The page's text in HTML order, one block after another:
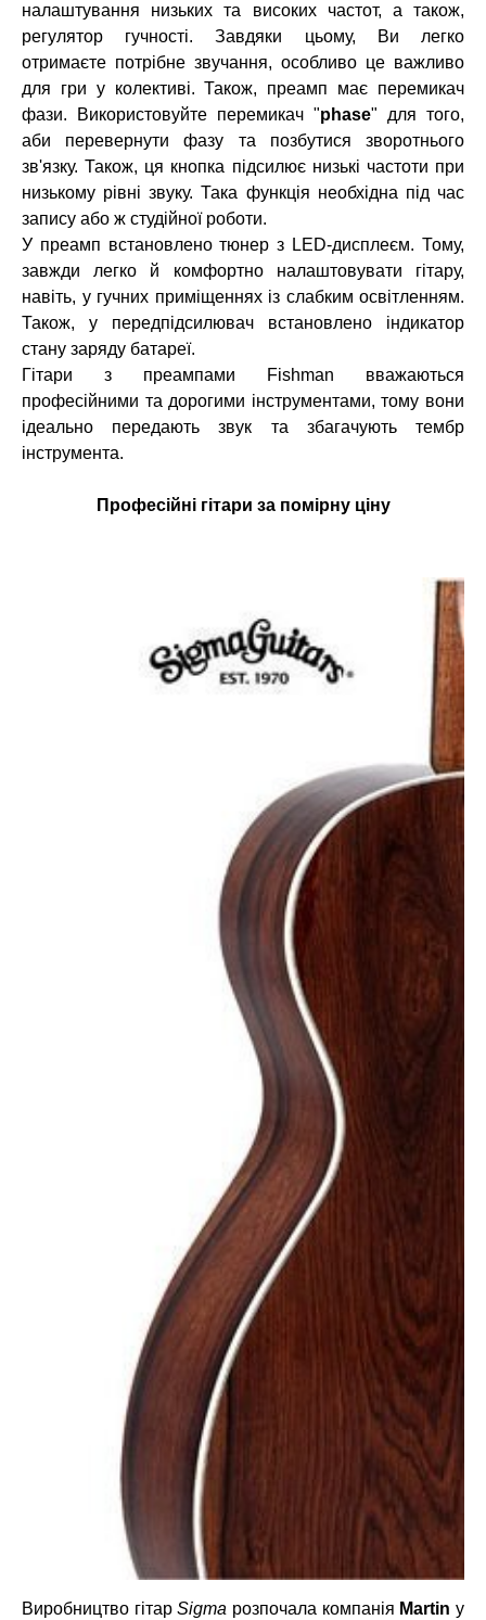
налаштування низьких та високих частот, а також,
регулятор гучності. Завдяки цьому, Ви легко
отримаєте потрібне звучання, особливо це важливо
для гри у колективі. Також, преамп має перемикач
фази. Використовуйте перемикач "phase" для того,
аби перевернути фазу та позбутися зворотнього
зв'язку. Також, ця кнопка підсилює низькі частоти при
низькому рівні звуку. Така функція необхідна під час
запису або ж студійної роботи.
У преамп встановлено тюнер з LED-дисплеєм. Тому,
завжди легко й комфортно налаштовувати гітару,
навіть, у гучних приміщеннях із слабким освітленням.
Також, у передпідсилювач встановлено індикатор
стану заряду батареї.
Гітари з преампами Fishman вважаються
професійними та дорогими інструментами, тому вони
ідеально передають звук та збагачують тембр
інструмента.
Професійні гітари за помірну ціну
Виробництво гітарSigma розпочала компанія Martin у